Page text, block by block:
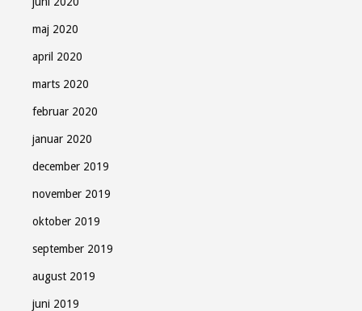
maj 2020
april 2020
marts 2020
februar 2020
januar 2020
december 2019
november 2019
oktober 2019
september 2019
august 2019
juni 2019